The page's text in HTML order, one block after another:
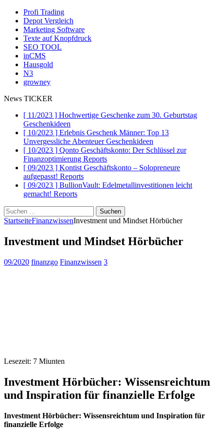
Profi Trading
Depot Vergleich
Marketing Software
Texte auf Knopfdruck
SEO TOOL
inCMS
Hausgold
N3
growney
News TICKER
[ 11/2023 ] Hochwertige Geschenke zum 30. Geburtstag
Geschenkideen
[ 10/2023 ] Erlebnis Geschenk Männer: Top 13
Unvergessliche AbenteuerGeschenkideen
[ 10/2023 ] Qonto Geschäftskonto: Der Schlüssel zur
Finanzoptimierung Reports
[ 09/2023 ] Kontist Geschäftskonto – Solopreneure
aufgepasst! Reports
[ 09/2023 ] BullionVault: Edelmetallinvestitionen leicht
gemacht! Reports
Suchen
nach:
StartseiteFinanzwissenInvestment und Mindset Hörbücher
Investment und Mindset Hörbücher
09/2020 finanzgo Finanzwissen 3
Lesezeit: 7 Miunten
Investment Hörbücher: Wissensreichtum
und Inspiration für finanzielle Erfolge
Investment Hörbücher: Wissensreichtum und Inspiration für
finanzielle Erfolge